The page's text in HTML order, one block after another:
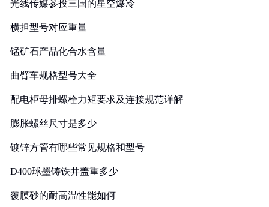
光线传媒参投三国的星空爆冷
横担型号对应重量
锰矿石产品化合水含量
曲臂车规格型号大全
配电柜母排螺栓力矩要求及连接规范详解
膨胀螺丝尺寸是多少
镀锌方管有哪些常见规格和型号
D400球墨铸铁井盖重多少
覆膜砂的耐高温性能如何